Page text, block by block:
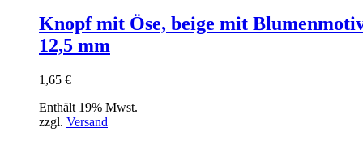
Knopf mit Öse, beige mit
12,5 mm
1,65 €
Enthält 19% Mwst.
zzgl. Versand